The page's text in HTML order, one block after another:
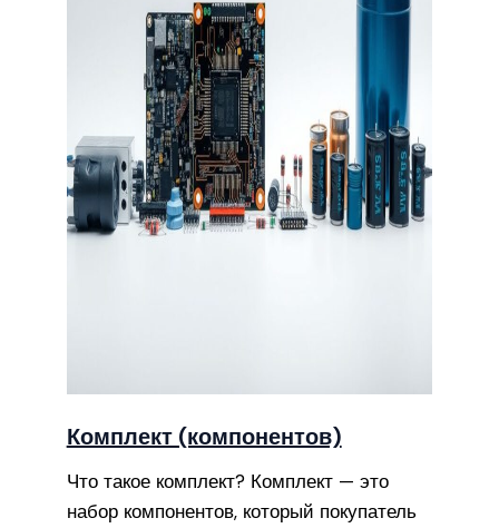
Комплект (компонентов)
Что такое комплект? Комплект — это
набор компонентов, который покупатель